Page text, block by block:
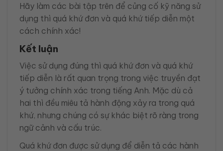
Hãy làm các bài tập trên để củng cố kỹ năng sử
dụng thì quá khứ đơn và quá khứ tiếp diễn một
cách chính xác!
Kết luận
Việc sử dụng đúng thì quá khứ đơn và quá khứ
tiếp diễn là rất quan trọng trong việc truyền đạt
ý tưởng chính xác trong tiếng Anh. Mặc dù cả
hai thì đều miêu tả hành động xảy ra trong quá
khứ, nhưng chúng có sự khác biệt rõ ràng trong
ngữ cảnh và cấu trúc.
Quá khứ đơn được sử dụng để diễn tả các hành